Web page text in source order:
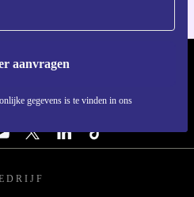
aanvragen
gegevens is te vinden in ons
- RETHINK NEW.
ONS